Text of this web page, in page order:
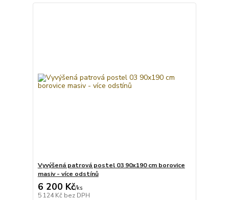
Vyvýšená patrová postel 03 90x190 cm borovice
masiv - více odstínů
6 200 Kč/ks
5 124 Kč bez DPH